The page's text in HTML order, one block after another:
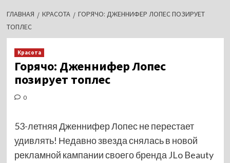
ГЛАВНАЯ КРАСОТА
ГОРЯЧО: ДЖЕННИФЕР ЛОПЕС ПОЗИРУЕТ
ТОПЛЕС
Красота
Горячо: Дженнифер Лопес
позирует топлес
0
53-летняя Дженнифер Лопес не перестает
удивлять! Недавно звезда снялась в новой
рекламной кампании своего бренда JLo Beauty